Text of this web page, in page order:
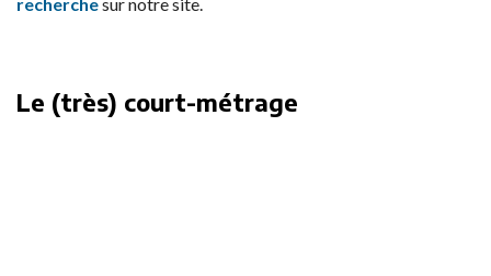
recherchesur notre site.
Le (très) court-métrage